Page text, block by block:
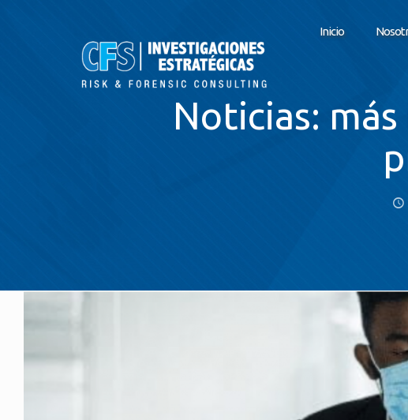
Inicio
Noticias: